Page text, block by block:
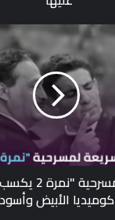
مراجعة
كوميديا الأبيض وأسود